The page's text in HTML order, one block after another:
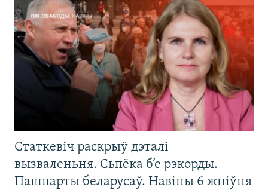
Статкевіч раскрыў дэталі
вызваленьня. Сьпёка б’е рэкорды.
Пашпарты беларусаў. Навіны 6 жніўня